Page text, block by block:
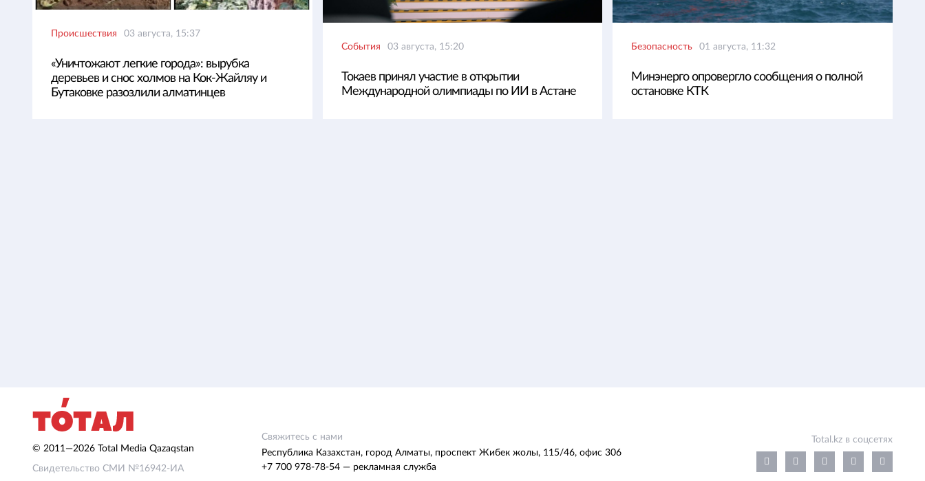
Происшествия 03 августа, 15:37
«Уничтожают легкие города»: вырубка
деревьев и снос холмов на Кок-Жайляу и
Бутаковке разозлили алматинцев
События 03 августа, 15:20
Токаев принял участие в открытии
Международной олимпиады по ИИ в Астане
Безопасность 01 августа, 11:32
Минэнерго опровергло сообщения о полной
остановке КТК
© 2011—2026 Total Media Qazaqstan
Свидетельство СМИ №16942-ИА
Свяжитесь с нами
Республика Казахстан, город Алматы, проспект Жибек жолы, 115/46, офис 306
+7 700 978-78-54 — рекламная служба
Total.kz в соцсетях